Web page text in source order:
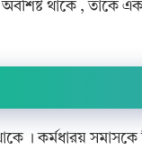
থাকে , তাকে
। কর্মধারয় সমাসকে